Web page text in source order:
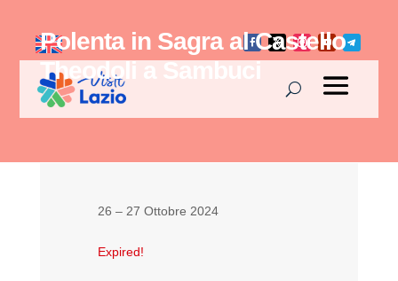
Polenta in Sagra al Castello
Theodoli a Sambuci
26 – 27 Ottobre 2024
Expired!